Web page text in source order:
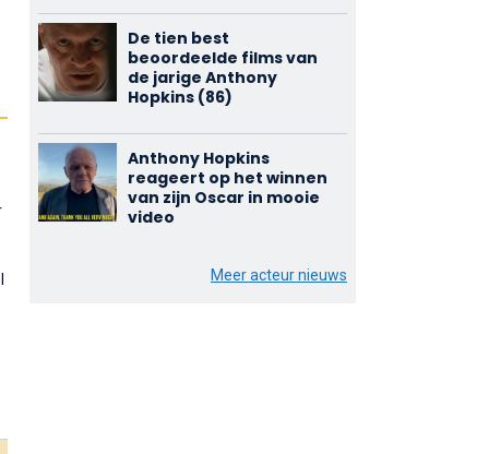
De tien best
beoordeelde films van
de jarige Anthony
Hopkins (86)
Anthony Hopkins
reageert op het winnen
van zijn Oscar in mooie
video
Meer acteur nieuws